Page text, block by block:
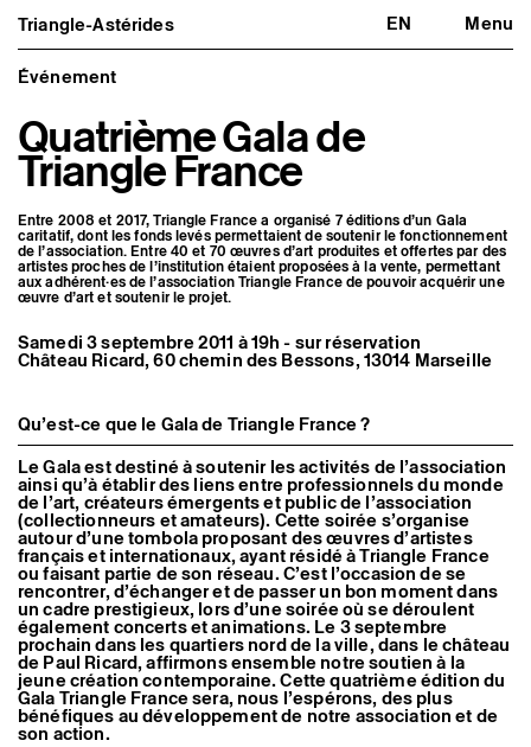
Triangle-Astérides EN Menu
Triangle-Astérides
Centre d’art contemporain
d’intérêt national
et résidence internationale d'artistes
Fermer
Présentation
À propos
Équipe et gouvernance
Formation professionnelle
Adhérer / nous soutenir
Rapports d'activité
Informations pratiques
Agenda : en cours et à venir
Expositions
Médiation
Publics associés
Les Nouveaux Commanditaires
Artistes résident·es et associé·es
Résident·es
Artistes associé·es
Hors-les-murs
Ancien·nes résident·es et artistes associé·es
Événement
Quatrième Gala de
Triangle France
Entre 2008 et 2017, Triangle France a organisé 7 éditions d’un Gala
caritatif, dont les fonds levés permettaient de soutenir le fonctionnement
de l’association. Entre 40 et 70 œuvres d’art produites et offertes par des
artistes proches de l’institution étaient proposées à la vente, permettant
aux adhérent·es de l’association Triangle France de pouvoir acquérir une
œuvre d’art et soutenir le projet.
Samedi 3 septembre 2011 à 19h - sur réservation
Château Ricard, 60 chemin des Bessons, 13014 Marseille
Qu’est-ce que le Gala de Triangle France ?
Le Gala est destiné à soutenir les activités de l’association
ainsi qu’à établir des liens entre professionnels du monde
de l’art, créateurs émergents et public de l’association
(collectionneurs et amateurs). Cette soirée s’organise
autour d’une tombola proposant des œuvres d’artistes
français et internationaux, ayant résidé à Triangle France
ou faisant partie de son réseau. C’est l’occasion de se
rencontrer, d’échanger et de passer un bon moment dans
un cadre prestigieux, lors d’une soirée où se déroulent
également concerts et animations. Le 3 septembre
prochain dans les quartiers nord de la ville, dans le château
de Paul Ricard, affirmons ensemble notre soutien à la
jeune création contemporaine. Cette quatrième édition du
Gala Triangle France sera, nous l’espérons, des plus
bénéfiques au développement de notre association et de
son action.